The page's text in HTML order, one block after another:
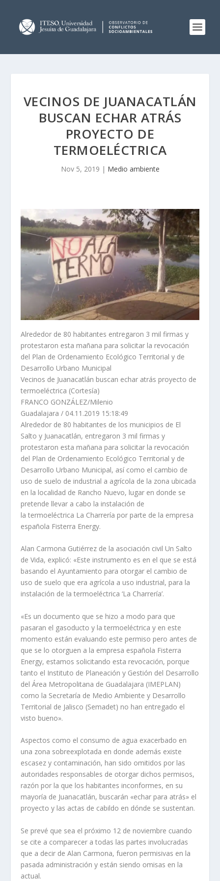
VECINOS DE JUANACATLÁN
BUSCAN ECHAR ATRÁS
PROYECTO DE
TERMOELÉCTRICA
Nov 5, 2019 | Medio ambiente
Alrededor de 80 habitantes entregaron 3 mil firmas y
protestaron esta mañana para solicitar la revocación
del Plan de Ordenamiento Ecológico Territorial y de
Desarrollo Urbano Municipal
Vecinos de Juanacatlán buscan echar atrás proyecto de
termoeléctrica (Cortesía)
FRANCO GONZÁLEZ/Milenio
Guadalajara / 04.11.2019 15:18:49
Alrededor de 80 habitantes de los municipios de El
Saltoy Juanacatlán, entregaron 3 mil firmas y
protestaron esta mañana para solicitar la revocación
del Plan de Ordenamiento Ecológico Territorial y de
Desarrollo Urbano Municipal, así como el cambio de
uso de suelo de industrial a agrícola de la zona ubicada
en la localidad de Rancho Nuevo, lugar en donde se
pretende llevar a cabo la instalación de
latermoeléctrica La Charrería por parte de la empresa
española Fisterra Energy.
Alan Carmona Gutiérrez de la asociación civil Un Salto
de Vida, explicó: «Este instrumento es en el que se está
basando el Ayuntamiento para otorgar el cambio de
uso de suelo que era agrícola a uso industrial, para la
instalación de la termoeléctrica‘La Charrería’.
«Es un documento que se hizo a modo para que
pasaran el gasoducto y la termoeléctrica y en este
momento están evaluando este permiso pero antes de
que se lo otorguen a la empresa española Fisterra
Energy, estamos solicitando esta revocación, porque
tanto el Instituto de Planeación y Gestión del Desarrollo
del Área Metropolitana de Guadalajara (IMEPLAN)
como la Secretaría de Medio Ambiente y Desarrollo
Territorial de Jalisco (Semadet) no han entregado el
visto bueno».
Aspectos como el consumo de agua exacerbado en
una zona sobreexplotada en donde además existe
escasez y contaminación, han sido omitidos por las
autoridades responsables de otorgar dichos permisos,
razón por la que los habitantes inconformes, en su
mayoría de Juanacatlán, buscarán «echar para atrás» el
proyecto y las actas de cabildo en dónde se sustentan.
Se prevé que sea el próximo 12 de noviembre cuando
se cite a comparecer a todas las partes involucradas
que a decir de Alan Carmona, fueron permisivas en la
pasada administración y están siendo omisas en la
actual.